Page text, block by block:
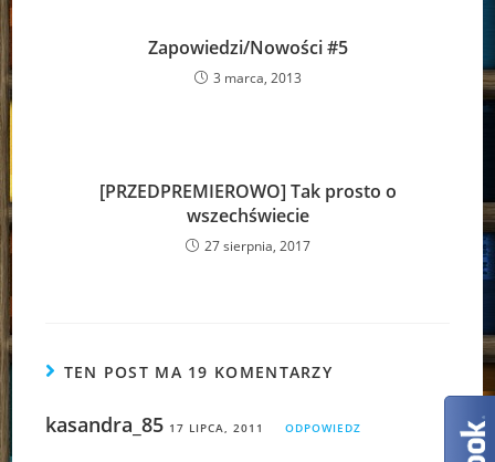
Zapowiedzi/Nowości #5
3 marca, 2013
[PRZEDPREMIEROWO] Tak prosto o
wszechświecie
27 sierpnia, 2017
TEN POST MA 19 KOMENTARZY
kasandra_85 17 LIPCA, 2011 ODPOWIEDZ